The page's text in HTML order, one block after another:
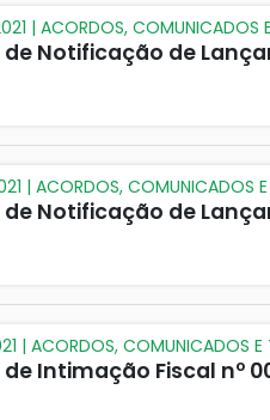
| ACORDOS, COMUNICADOS
de Notificação de
| ACORDOS, COMUNICADOS E
de Notificação de
| ACORDOS, COMUNICADOS E
Intimação Fiscal nº